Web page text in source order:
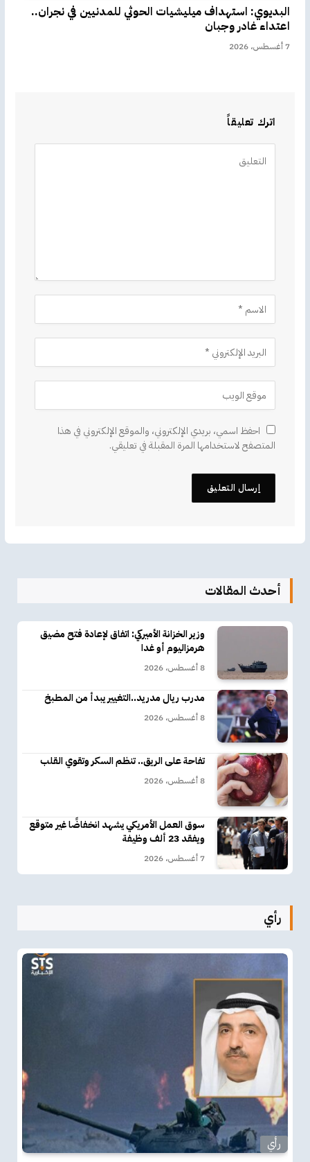
البديوي: استهداف ميليشيات الحوثي للمدنيين في نجران..
اعتداء غادر وجبان
7 أغسطس، 2026
اترك تعليقاً
احفظ اسمي، بريدي الإلكتروني، والموقع الإلكتروني في هذا
المتصفح لاستخدامها المرة المقبلة في تعليقي.
أحدث المقالات
وزير الخزانة الأميركي: اتفاق لإعادة فتح مضيق
هرمزاليوم أو غدا
8 أغسطس، 2026
مدرب ريال مدريد..التغيير يبدأ من المطبخ
8 أغسطس، 2026
تفاحة على الريق.. تنظم السكر وتقوي القلب
8 أغسطس، 2026
سوق العمل الأمريكي يشهد انخفاضًا غير متوقع
ويفقد 23 ألف وظيفة
7 أغسطس، 2026
رأي
رأي